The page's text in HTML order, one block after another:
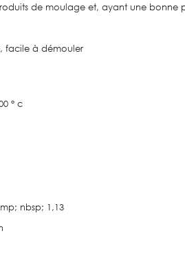
de moulage et, ayant une bonne
facile à démouler
° c
nbsp; 1,13